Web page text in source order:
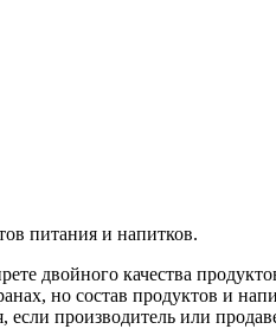
питания и напитков.
двойного качества
но состав продуктов и
производитель или